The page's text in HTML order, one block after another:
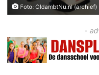
Foto: OldambtNu.nl (archief)
-